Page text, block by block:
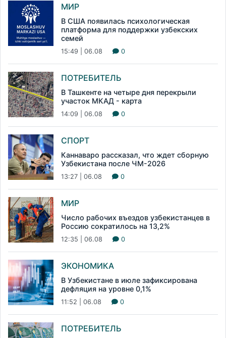
МИР
В США появилась психологическая
платформа для поддержки узбекских
семей
15:49 | 06.08 0
ПОТРЕБИТЕЛЬ
В Ташкенте на четыре дня перекрыли
участок МКАД - карта
14:09 | 06.08 0
СПОРТ
Каннаваро рассказал, что ждет сборную
Узбекистана после ЧМ-2026
13:27 | 06.08 0
МИР
Число рабочих въездов узбекистанцев в
Россию сократилось на 13,2%
12:35 | 06.08 0
ЭКОНОМИКА
В Узбекистане в июле зафиксирована
дефляция на уровне 0,1%
11:52 | 06.08 0
ПОТРЕБИТЕЛЬ